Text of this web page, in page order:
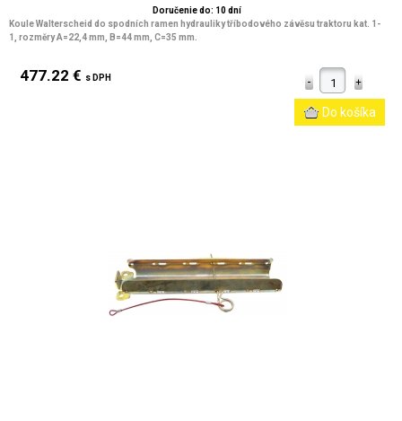
Doručenie do: 10 dní
Koule Walterscheid do spodních ramen hydrauliky tříbodového závěsu traktoru kat. 1-
1, rozměry A=22,4 mm, B=44 mm, C=35 mm.
477.22 € s DPH